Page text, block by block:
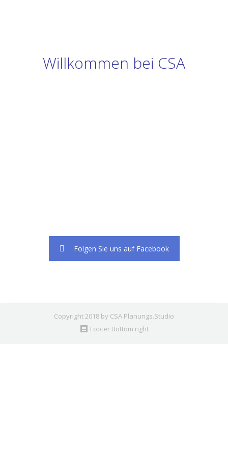
Willkommen bei CSA
Folgen Sie uns auf Facebook
Copyright 2018 by CSA Planungs.Studio
Footer Bottom right